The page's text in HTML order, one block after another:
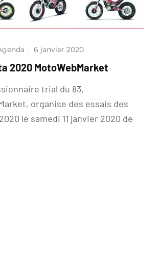
· 6 janvier 2020
2020 MotoWebMarket
trial du 83,
organise des essais des
le samedi 11 janvier 2020 de